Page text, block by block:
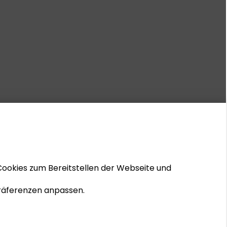
zum Bereitstellen der Webseite und
anpassen.